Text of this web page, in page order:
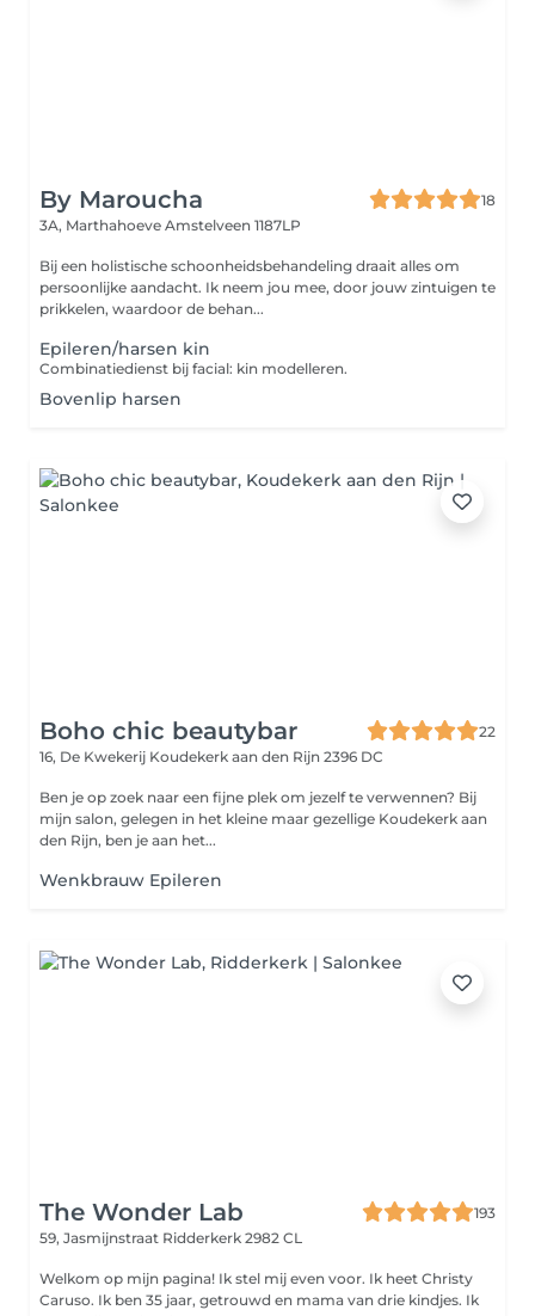
By Maroucha
18
3A, Marthahoeve Amstelveen 1187LP
Bij een holistische schoonheidsbehandeling draait alles om
persoonlijke aandacht. Ik neem jou mee, door jouw zintuigen te
prikkelen, waardoor de behan...
Epileren/harsen kin
Combinatiedienst bij facial: kin modelleren.
Bovenlip harsen
Boho chic beautybar
22
16, De Kwekerij Koudekerk aan den Rijn 2396 DC
Ben je op zoek naar een fijne plek om jezelf te verwennen? Bij
mijn salon, gelegen in het kleine maar gezellige Koudekerk aan
den Rijn, ben je aan het...
Wenkbrauw Epileren
The Wonder Lab
193
59, Jasmijnstraat Ridderkerk 2982 CL
Welkom op mijn pagina! Ik stel mij even voor. Ik heet Christy
Caruso. Ik ben 35 jaar, getrouwd en mama van drie kindjes. Ik